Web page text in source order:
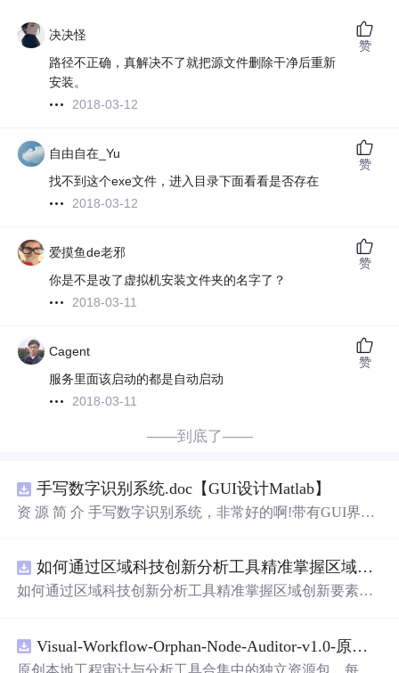
决决怪
路径不正确，真解决不了就把源文件删除干净后重新
安装。
2018-03-12
赞
自由自在_Yu
找不到这个exe文件，进入目录下面看看是否存在
2018-03-12
赞
爱摸鱼de老邪
你是不是改了虚拟机安装文件夹的名字了？
2018-03-11
赞
Cagent
服务里面该启动的都是自动启动
2018-03-11
赞
——到底了——
手写数字识别系统.doc【GUI设计Matlab】
资 源 简 介 手写数字识别系统，非常好的啊!带有GUI界
带有直观的图形用户界面（GUI），非常容易使用。你只
需要将手写数字输入系统，它将立即给出准确的识别结
是一个非常方便和实用的工具，你一定会喜欢它的！
如何通过区域科技创新分析工具精准掌握区域创新要素分布与产业链融合现状？.docx
如何通过区域科技创新分析工具精准掌握区域创新要素分
Visual-Workflow-Orphan-Node-Auditor-v1.0-原创源码与文档.zip
原创本地工程审计与分析工具合集中的独立资源包。每个